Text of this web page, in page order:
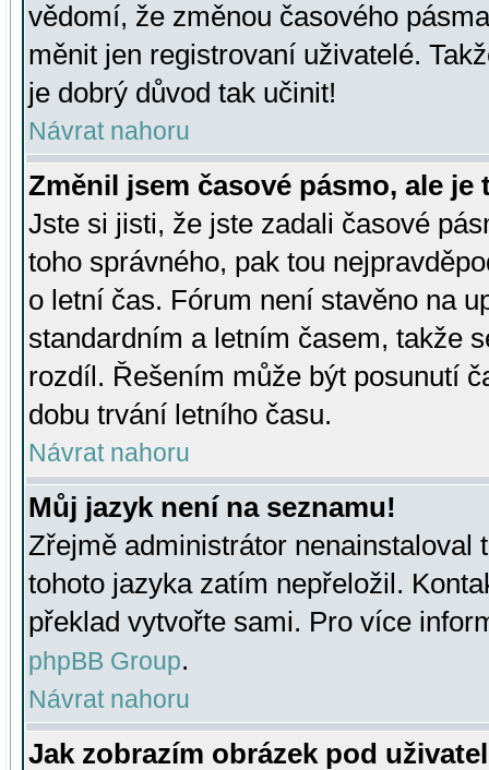
vědomí, že změnou časového
měnit jen registrovaní uživatelé.
je dobrý důvod tak učinit!
Návrat nahoru
Změnil jsem časové pásmo, ale je
Jste si jisti, že jste zadali časové
toho správného, pak tou
o letní čas. Fórum není stavěno na
standardním a letním časem, takže
rozdíl. Řešením může být posunutí
dobu trvání letního času.
Návrat nahoru
Můj jazyk není na seznamu!
Zřejmě administrátor nenainstaloval
tohoto jazyka zatím nepřeložil.
překlad vytvořte sami. Pro více
phpBB Group.
Návrat nahoru
Jak zobrazím obrázek pod